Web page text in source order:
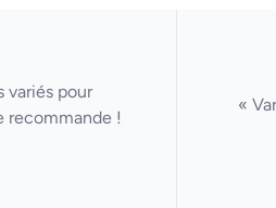
variés pour
recommande !
«